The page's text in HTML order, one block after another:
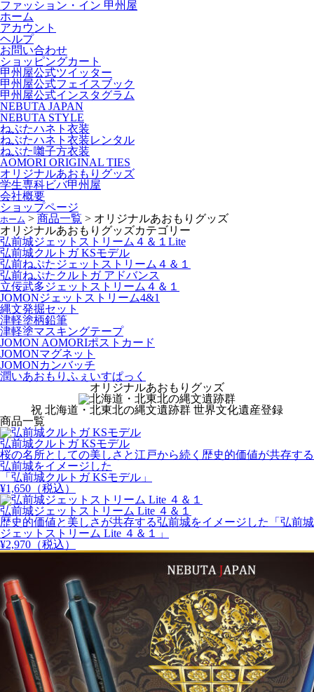
ファッション・イン 甲州屋
ホーム
アカウント
ヘルプ
お問い合わせ
ショッピングカート
甲州屋公式ツイッター
甲州屋公式フェイスブック
甲州屋公式インスタグラム
NEBUTA JAPAN
NEBUTA STYLE
ねぶたハネト衣装
ねぶたハネト衣装レンタル
ねぶた囃子方衣装
AOMORI ORIGINAL TIES
オリジナルあおもりグッズ
学生専科ビバ甲州屋
会社概要
ショップページ
ホーム > 商品一覧 > オリジナルあおもりグッズ
オリジナルあおもりグッズカテゴリー
弘前城ジェットストリーム４＆１Lite
弘前城クルトガ KSモデル
弘前ねぷたジェットストリーム４＆１
弘前ねぷたクルトガ アドバンス
立佞武多ジェットストリーム４＆１
JOMONジェットストリーム4&1
縄文発掘セット
津軽塗柄鉛筆
津軽塗マスキングテープ
JOMON AOMORIポストカード
JOMONマグネット
JOMONカンバッチ
潤いあおもりふぇいすぱっく
オリジナルあおもりグッズ
祝 北海道・北東北の縄文遺跡群 世界文化遺産登録
商品一覧
弘前城クルトガ KSモデル
桜の名所としての美しさと江戸から続く歴史的価値が共存する
弘前城をイメージした
「弘前城クルトガ KSモデル」
¥1,650 （税込）
弘前城ジェットストリーム Lite ４＆１
歴史的価値と美しさが共存する弘前城をイメージした「弘前城
ジェットストリーム Lite ４＆１」
¥2,970 （税込）